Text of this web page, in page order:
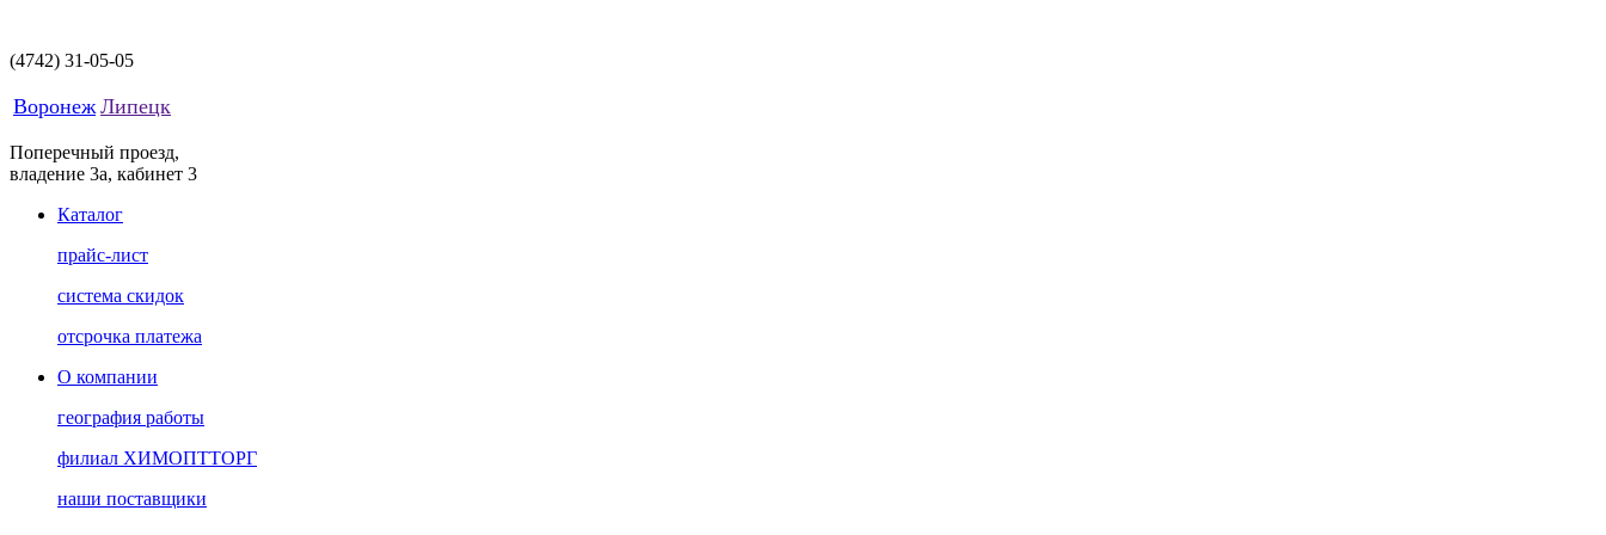
(4742) 31-05-05
Воронеж Липецк
Поперечный проезд,
владение 3а, кабинет 3
Каталог
прайс-лист
система скидок
отсрочка платежа
О компании
география работы
филиал ХИМОПТТОРГ
наши поставщики